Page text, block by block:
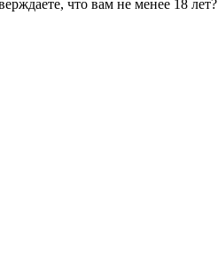
что вам не менее 18 лет?